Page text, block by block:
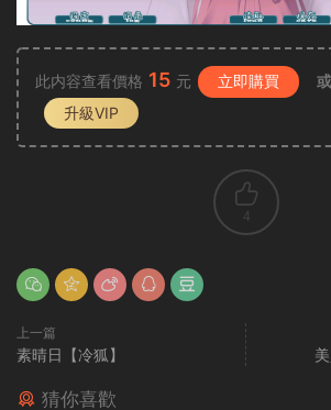
此内容查看價格 15 元 立即購買 或
升級VIP
4
上一篇
素晴日【冷狐】
猜你喜歡